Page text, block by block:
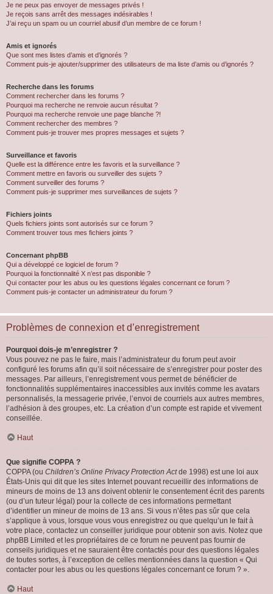
Je ne peux pas envoyer de messages privés !
Je reçois sans arrêt des messages indésirables !
J’ai reçu un spam ou un courriel abusif d’un membre de ce forum !
Amis et ignorés
Que sont mes listes d’amis et d’ignorés ?
Comment puis-je ajouter/supprimer des utilisateurs de ma liste d’amis ou d’ignorés ?
Recherche dans les forums
Comment rechercher dans les forums ?
Pourquoi ma recherche ne renvoie aucun résultat ?
Pourquoi ma recherche renvoie une page blanche ?!
Comment rechercher des membres ?
Comment puis-je trouver mes propres messages et sujets ?
Surveillance et favoris
Quelle est la différence entre les favoris et la surveillance ?
Comment mettre en favoris ou surveiller des sujets ?
Comment surveiller des forums ?
Comment puis-je supprimer mes surveillances de sujets ?
Fichiers joints
Quels fichiers joints sont autorisés sur ce forum ?
Comment trouver tous mes fichiers joints ?
Concernant phpBB
Qui a développé ce logiciel de forum ?
Pourquoi la fonctionnalité X n’est pas disponible ?
Qui contacter pour les abus ou les questions légales concernant ce forum ?
Comment puis-je contacter un administrateur du forum ?
Problèmes de connexion et d’enregistrement
Pourquoi dois-je m’enregistrer ?
Vous pouvez ne pas le faire, mais l’administrateur du forum peut avoir
configuré les forums afin qu’il soit nécessaire de s’enregistrer pour poster des
messages. Par ailleurs, l’enregistrement vous permet de bénéficier de
fonctionnalités supplémentaires inaccessibles aux invités comme les avatars
personnalisés, la messagerie privée, l’envoi de courriels aux autres membres,
l’adhésion à des groupes, etc. La création d’un compte est rapide et vivement
conseillée.
Haut
Que signifie COPPA ?
COPPA (ou Children’s Online Privacy Protection Actde 1998) est une loi aux
États-Unis qui dit que les sites Internet pouvant recueillir des informations de
mineurs de moins de 13 ans doivent obtenir le consentement écrit des parents
(ou d’un tuteur légal) pour la collecte de ces informations permettant
d’identifier un mineur de moins de 13 ans. Si vous n’êtes pas sûr que cela
s’applique à vous, lorsque vous vous enregistrez ou que quelqu’un le fait à
votre place, contactez un conseiller juridique pour obtenir son avis. Notez que
phpBB Limited et les propriétaires de ce forum ne peuvent pas fournir de
conseils juridiques et ne sauraient être contactés pour des questions légales
de toutes sortes, à l’exception de celles mentionnées dans la question « Qui
contacter pour les abus ou les questions légales concernant ce forum ? ».
Haut